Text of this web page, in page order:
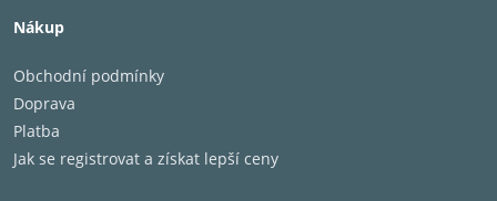
Systém
Basový reproduktor
Frekvenční odezva
Dělící kmitočet
Nákup
Obchodní podmínky
Doprava
Platba
Jak se registrovat a získat lepší ceny